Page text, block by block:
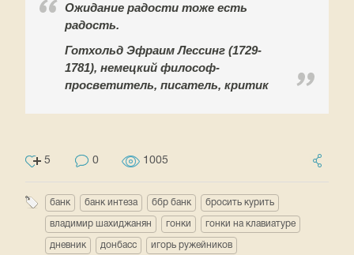
Ожидание радости тоже есть
радость.
Готхольд Эфраим Лессинг (1729-
1781), немецкий философ-
просветитель, писатель, критик
5 0 1005
банк банк интеза ббр банк бросить курить
владимир шахиджанян гонки гонки на клавиатуре
дневник донбасс игорь ружейников